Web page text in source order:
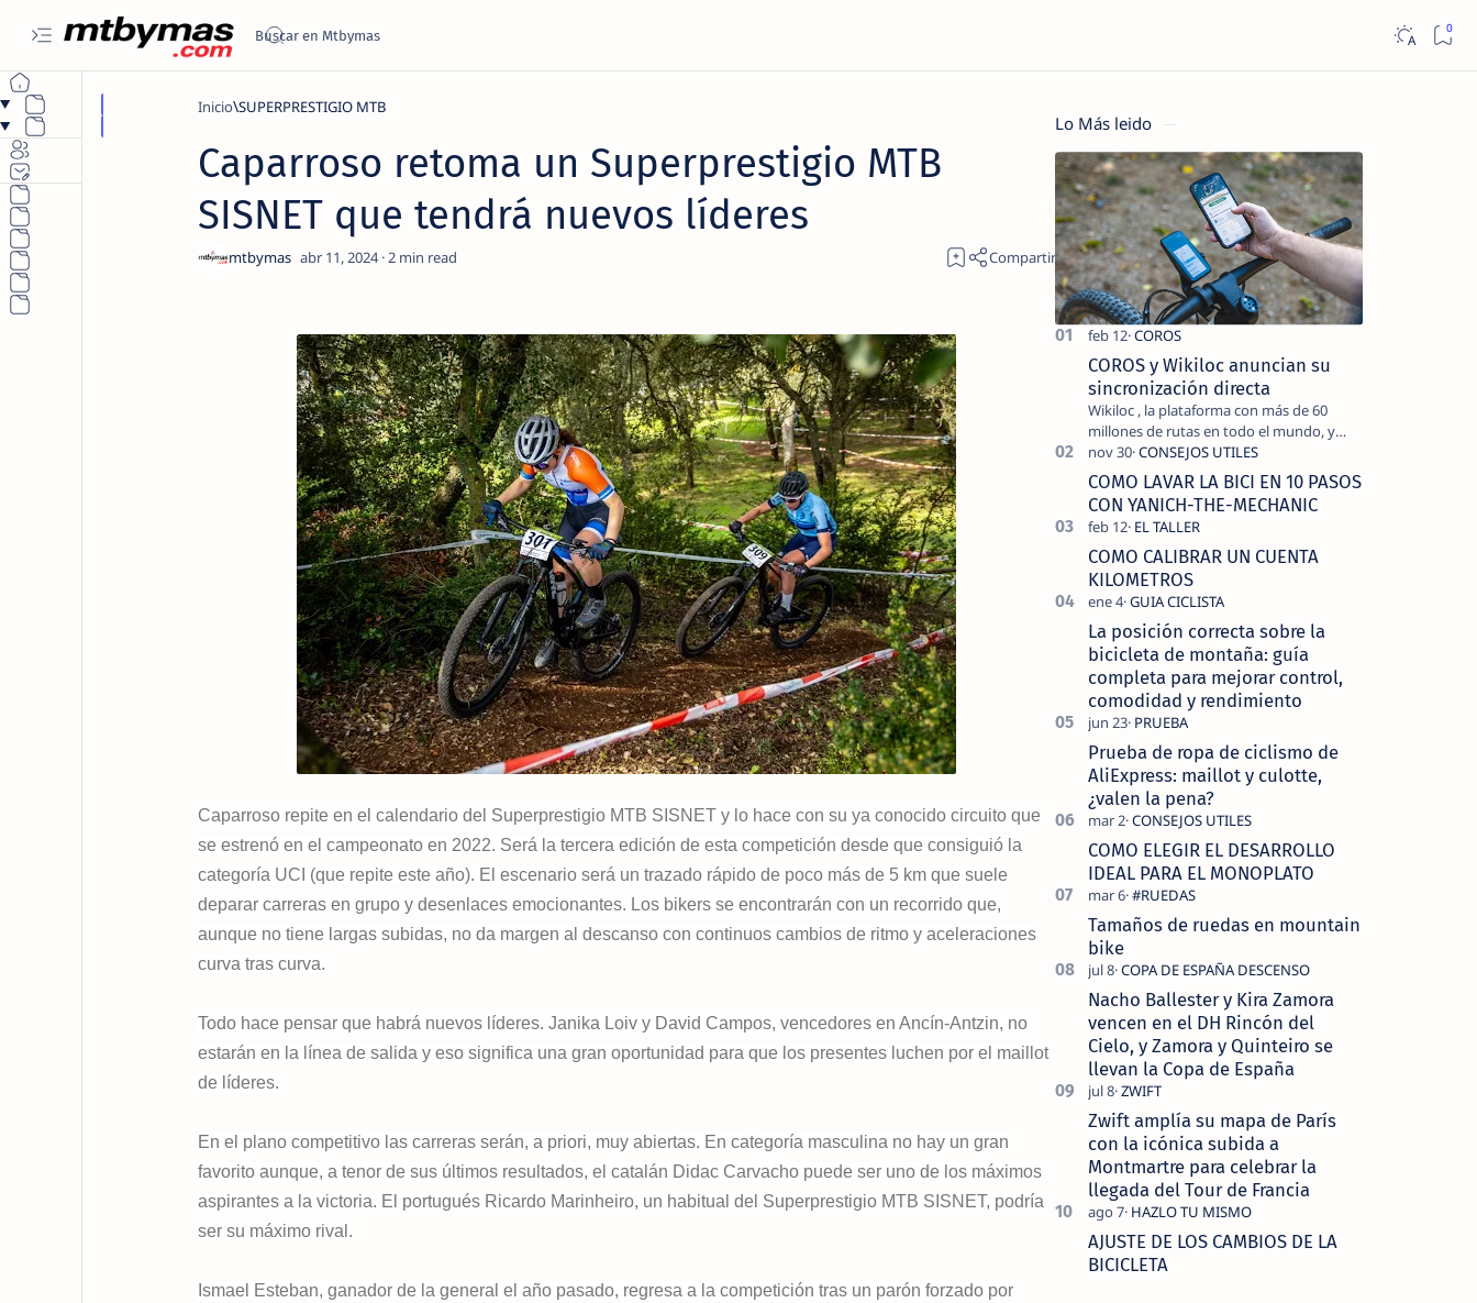
Inicio SUPERPRESTIGIO MTB
Caparroso retoma un Superprestigio MTB
SISNET que tendrá nuevos líderes
2
Caparroso repite en el calendario del Superprestigio MTB SISNET y lo hace con su ya conocido circuito que
se estrenó en el campeonato en 2022. Será la tercera edición de esta competición desde que consiguió la
categoría UCI (que repite este año). El escenario será un trazado rápido de poco más de 5 km que suele
deparar carreras en grupo y desenlaces emocionantes. Los bikers se encontrarán con un recorrido que,
aunque no tiene largas subidas, no da margen al descanso con continuos cambios de ritmo y aceleraciones
curva tras curva.
Todo hace pensar que habrá nuevos líderes. Janika Loiv y David Campos, vencedores en Ancín-Antzin, no
estarán en la línea de salida y eso significa una gran oportunidad para que los presentes luchen por el maillot
de líderes.
En el plano competitivo las carreras serán, a priori, muy abiertas. En categoría masculina no hay un gran
favorito aunque, a tenor de sus últimos resultados, el catalán Didac Carvacho puede ser uno de los máximos
aspirantes a la victoria. El portugués Ricardo Marinheiro, un habitual del Superprestigio MTB SISNET, podría
ser su máximo rival.
Ismael Esteban, ganador de la general el año pasado, regresa a la competición tras un parón forzado por
Lo Más leido
COROS y Wikiloc anuncian su
sincronización directa
Wikiloc , la plataforma con más de 60
millones de rutas en todo el mundo, y
COROS , marca de dispositivos GPS
reconocida mundialmente por su
tecnolo…
COMO LAVAR LA BICI EN 10 PASOS
CON YANICH-THE-MECHANIC
COMO CALIBRAR UN CUENTA
KILOMETROS
La posición correcta sobre la
bicicleta de montaña: guía
completa para mejorar control,
comodidad y rendimiento
Prueba de ropa de ciclismo de
AliExpress: maillot y culotte,
¿valen la pena?
COMO ELEGIR EL DESARROLLO
IDEAL PARA EL MONOPLATO
Tamaños de ruedas en mountain
bike
Nacho Ballester y Kira Zamora
vencen en el DH Rincón del
Cielo, y Zamora y Quinteiro se
llevan la Copa de España
Zwift amplía su mapa de París
con la icónica subida a
Montmartre para celebrar la
llegada del Tour de Francia
AJUSTE DE LOS CAMBIOS DE LA
BICICLETA